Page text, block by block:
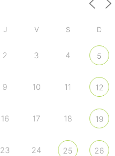
J V S D
2 3 4 5
9 10 11 12
16 17 18 19
23 24 25 26